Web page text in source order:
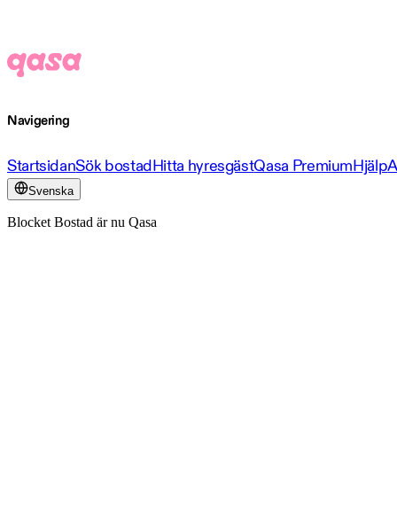
Navigering
StartsidanSök bostadHitta hyresgästQasa PremiumHjälp
Svenska
Blocket Bostad är nu Qasa